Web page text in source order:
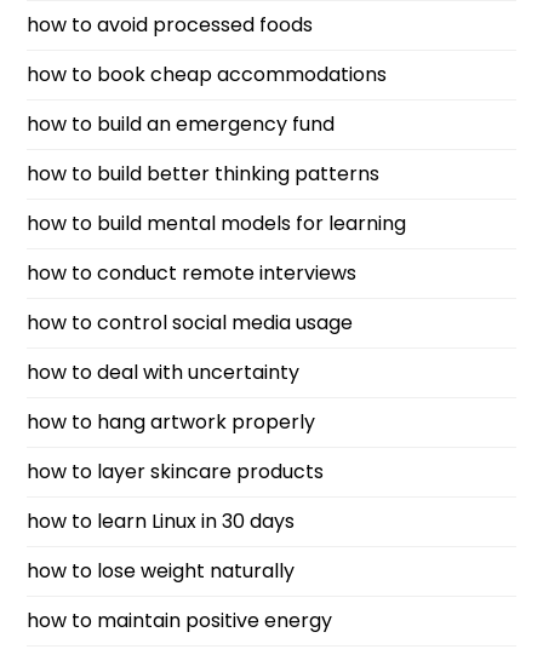
how to avoid processed foods
how to book cheap accommodations
how to build an emergency fund
how to build better thinking patterns
how to build mental models for learning
how to conduct remote interviews
how to control social media usage
how to deal with uncertainty
how to hang artwork properly
how to layer skincare products
how to learn Linux in 30 days
how to lose weight naturally
how to maintain positive energy